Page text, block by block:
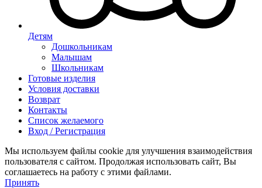
Детям
Дошкольникам
Малышам
Школьникам
Готовые изделия
Условия доставки
Возврат
Контакты
Список желаемого
Вход / Регистрация
Мы используем файлы cookie для улучшения взаимодействия
пользователя с сайтом. Продолжая использовать сайт, Вы
соглашаетесь на работу с этими файлами.
Принять